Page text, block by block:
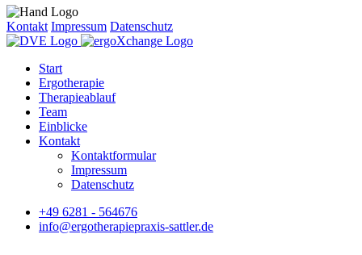
Kontakt Impressum Datenschutz
Start
Ergotherapie
Therapieablauf
Team
Einblicke
Kontakt
Kontaktformular
Impressum
Datenschutz
+49 6281 - 564676
info@ergotherapiepraxis-sattler.de